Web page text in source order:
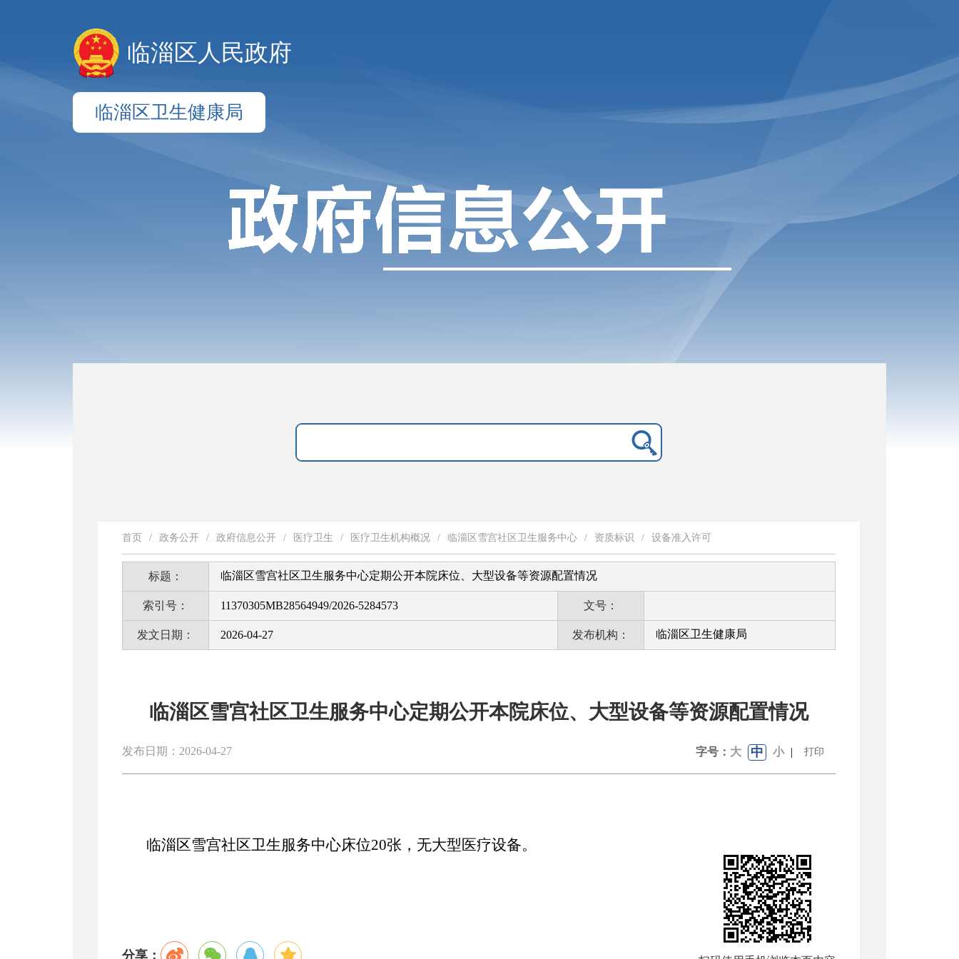
临淄区人民政府
临淄区卫生健康局
首页 / 政务公开 / 政府信息公开 / 医疗卫生 / 医疗卫生机构概况 / 临淄区雪宫社区卫生服务中心 / 资质标识 / 设备准入许可
标题： 临淄区雪宫社区卫生服务中心定期公开本院床位、大型设备等资源配置情况
索引号： 11370305MB28564949/2026-5284573 文号：
发文日期： 2026-04-27 发布机构： 临淄区卫生健康局
临淄区雪宫社区卫生服务中心定期公开本院床位、大型设备等资源配置情况
发布日期：2026-04-27 字号： 大 中 小 | 打印
临淄区雪宫社区卫生服务中心床位20张，无大型医疗设备。
分享：